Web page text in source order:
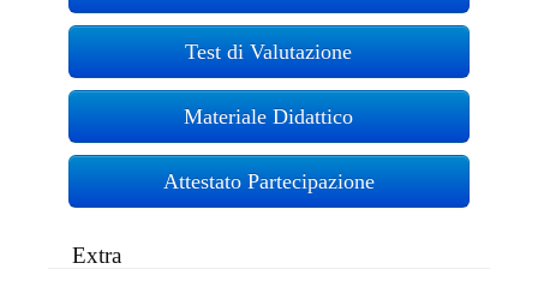
Test di Valutazione
Materiale Didattico
Attestato Partecipazione
Extra